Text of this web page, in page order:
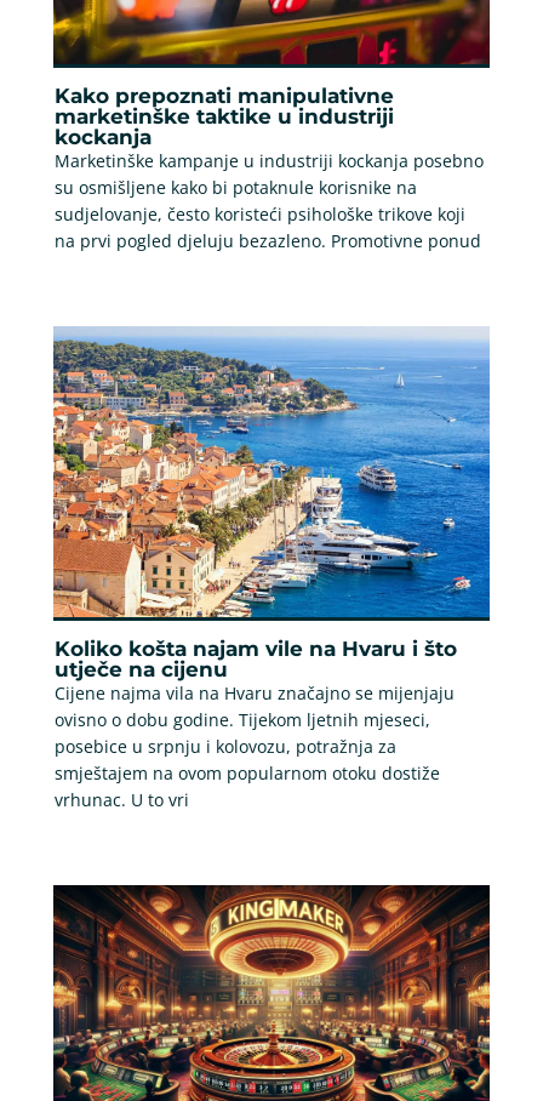
Kako prepoznati manipulativne
marketinške taktike u industriji
kockanja
Marketinške kampanje u industriji kockanja posebno
su osmišljene kako bi potaknule korisnike na
sudjelovanje, često koristeći psihološke trikove koji
na prvi pogled djeluju bezazleno. Promotivne ponud
Koliko košta najam vile na Hvaru i što
utječe na cijenu
Cijene najma vila na Hvaru značajno se mijenjaju
ovisno o dobu godine. Tijekom ljetnih mjeseci,
posebice u srpnju i kolovozu, potražnja za
smještajem na ovom popularnom otoku dostiže
vrhunac. U to vri